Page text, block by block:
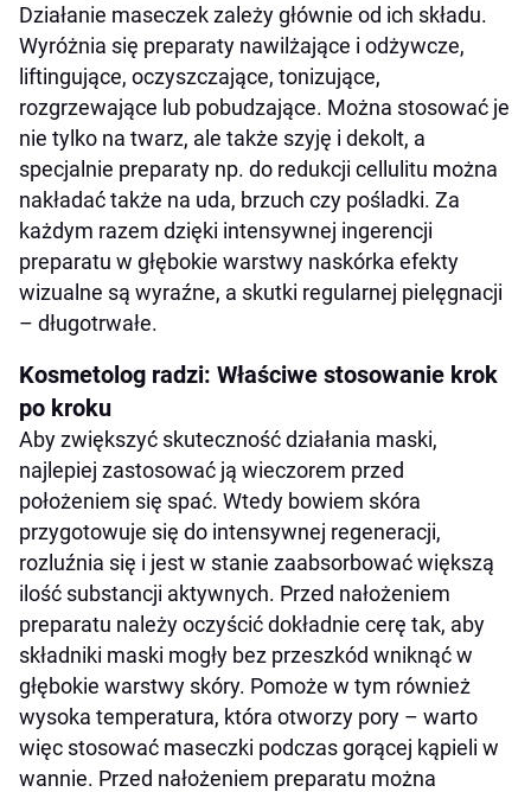
Działanie maseczek zależy głównie od ich składu.
Wyróżnia się preparaty nawilżające i odżywcze,
liftingujące, oczyszczające, tonizujące,
rozgrzewające lub pobudzające. Można stosować je
nie tylko na twarz, ale także szyję i dekolt, a
specjalnie preparaty np. do redukcji cellulitu można
nakładać także na uda, brzuch czy pośladki. Za
każdym razem dzięki intensywnej ingerencji
preparatu w głębokie warstwy naskórka efekty
wizualne są wyraźne, a skutki regularnej pielęgnacji
– długotrwałe.
Kosmetolog radzi: Właściwe stosowanie krok
po kroku
Aby zwiększyć skuteczność działania maski,
najlepiej zastosować ją wieczorem przed
położeniem się spać. Wtedy bowiem skóra
przygotowuje się do intensywnej regeneracji,
rozluźnia się i jest w stanie zaabsorbować większą
ilość substancji aktywnych. Przed nałożeniem
preparatu należy oczyścić dokładnie cerę tak, aby
składniki maski mogły bez przeszkód wniknąć w
głębokie warstwy skóry. Pomoże w tym również
wysoka temperatura, która otworzy pory – warto
więc stosować maseczki podczas gorącej kąpieli w
wannie. Przed nałożeniem preparatu można